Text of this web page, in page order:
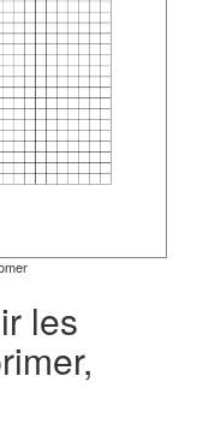
les